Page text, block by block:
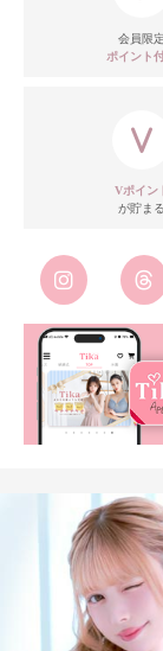
会員限定
ポイント
Vポイン
が貯まる